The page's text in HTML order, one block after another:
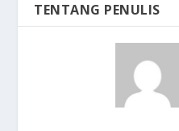
TENTANG PENULIS